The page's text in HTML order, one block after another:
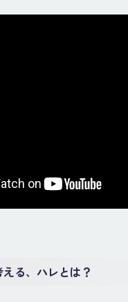
える、ハレとは？